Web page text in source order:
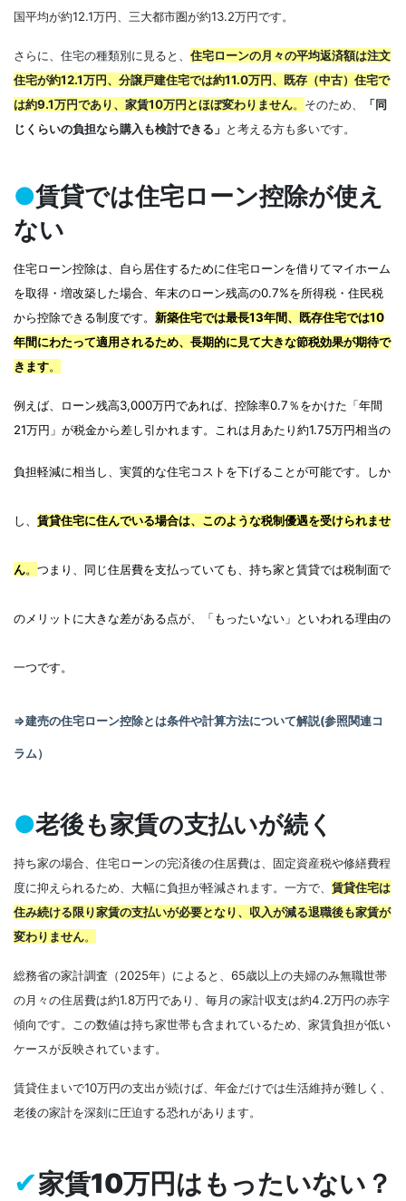
国平均が約12.1万円、三大都市圏が約13.2万円です。
さらに、住宅の種類別に見ると、 住宅ローンの月々の平均返済額は注文
住宅が約12.1万円、分譲戸建住宅では約11.0万円、既存（中古）住宅で
は約9.1万円であり、家賃10万円とほぼ変わりません。 そのため、
「同
じくらいの負担なら購入も検討できる」 と考える方も多いです。
●賃貸では住宅ローン控除が使え
ない
住宅ローン控除は、自ら居住するために住宅ローンを借りてマイホーム
を取得・増改築した場合、年末のローン残高の0.7%を所得税・住民税
から控除できる制度です。 新築住宅では最長13年間、既存住宅では10
年間にわたって適用されるため、長期的に見て大きな節税効果が期待で
きます。
例えば、ローン残高3,000万円であれば、控除率0.7％をかけた「年間
21万円」が税金から差し引かれます。これは月あたり約1.75万円相当の
負担軽減に相当し、実質的な住宅コストを下げることが可能です。 しか
し、 賃貸住宅に住んでいる場合は、このような税制優遇を受けられませ
ん。 つまり、同じ住居費を支払っていても、持ち家と賃貸では税制面で
のメリットに大きな差がある点が、「もったいない」といわれる理由の
一つです。
⇒建売の住宅ローン控除とは条件や計算方法について解説(参照関連コ
ラム）
●老後も家賃の支払いが続く
持ち家の場合、住宅ローンの完済後の住居費は、固定資産税や修繕費程
度に抑えられるため、大幅に負担が軽減されます。一方で、 賃貸住宅は
住み続ける限り家賃の支払いが必要となり、収入が減る退職後も家賃が
変わりません。
総務省の家計調査（2025年）によると、65歳以上の夫婦のみ無職世帯
の月々の住居費は約1.8万円であり、毎月の家計収支は約4.2万円の赤字
傾向です。この数値は持ち家世帯も含まれているため、家賃負担が低い
ケースが反映されています。
賃貸住まいで10万円の支出が続けば、年金だけでは生活維持が難しく、
老後の家計を深刻に圧迫する恐れがあります。
✔家賃10万円はもったいない？